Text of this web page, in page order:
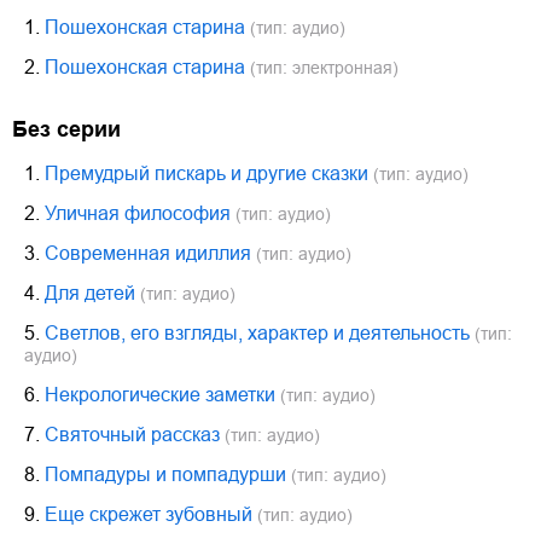
1. Пошехонская старина (тип: аудио)
2. Пошехонская старина (тип: электронная)
Без серии
1. Премудрый пискарь и другие сказки (тип: аудио)
2. Уличная философия (тип: аудио)
3. Современная идиллия (тип: аудио)
4. Для детей (тип: аудио)
5. Светлов, его взгляды, характер и деятельность (тип:
аудио)
6. Некрологические заметки (тип: аудио)
7. Святочный рассказ (тип: аудио)
8. Помпадуры и помпадурши (тип: аудио)
9. Еще скрежет зубовный (тип: аудио)